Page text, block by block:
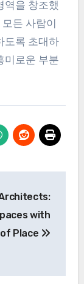
역을 창조했
든 사람이
도록 초대하
미로운 부분
with
Place